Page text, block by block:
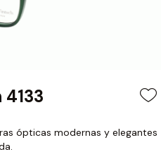
ópticas modernas y elegantes